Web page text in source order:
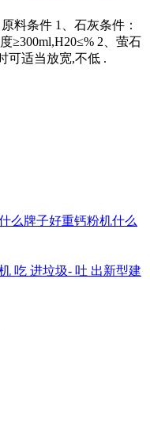
料条件 1、石灰条件：
≥300ml,H20≤% 2、萤石
可适当放宽,不低 .
么牌子好重钙粉机什么
吃 进垃圾- 吐 出新型建